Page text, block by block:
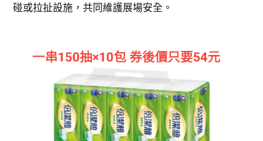
碰或拉扯設施，共同維護展場安全。